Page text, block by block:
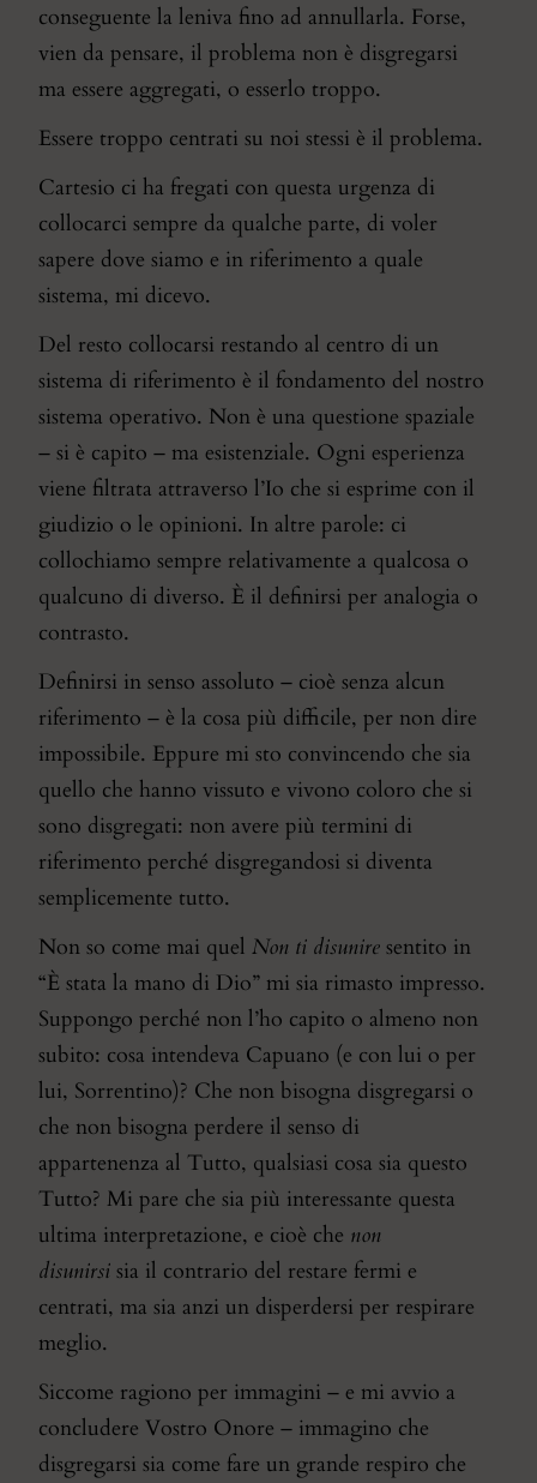
conseguente la leniva fino ad annullarla. Forse,
vien da pensare, il problema non è disgregarsi
ma essere aggregati, o esserlo troppo.
Essere troppo centrati su noi stessi è il problema.
Cartesio ci ha fregati con questa urgenza di
collocarci sempre da qualche parte, di voler
sapere dove siamo e in riferimento a quale
sistema, mi dicevo.
Del resto collocarsi restando al centro di un
sistema di riferimento è il fondamento del nostro
sistema operativo. Non è una questione spaziale
– si è capito – ma esistenziale. Ogni esperienza
viene filtrata attraverso l’Io che si esprime con il
giudizio o le opinioni. In altre parole: ci
collochiamo sempre relativamente a qualcosa o
qualcuno di diverso. È il definirsi per analogia o
contrasto.
Definirsi in senso assoluto – cioè senza alcun
riferimento – è la cosa più difficile, per non dire
impossibile. Eppure mi sto convincendo che sia
quello che hanno vissuto e vivono coloro che si
sono disgregati: non avere più termini di
riferimento perché disgregandosi si diventa
semplicemente tutto.
Non so come mai quelNon ti disunire sentito in
“È stata la mano di Dio” mi sia rimasto impresso.
Suppongo perché non l’ho capito o almeno non
subito: cosa intendeva Capuano (e con lui o per
lui, Sorrentino)? Che non bisogna disgregarsi o
che non bisogna perdere il senso di
appartenenza al Tutto, qualsiasi cosa sia questo
Tutto? Mi pare che sia più interessante questa
ultima interpretazione, e cioè che non
disunirsisia il contrario del restare fermi e
centrati, ma sia anzi un disperdersi per respirare
meglio.
Siccome ragiono per immagini – e mi avvio a
concludere Vostro Onore – immagino che
disgregarsi sia come fare un grande respiro che